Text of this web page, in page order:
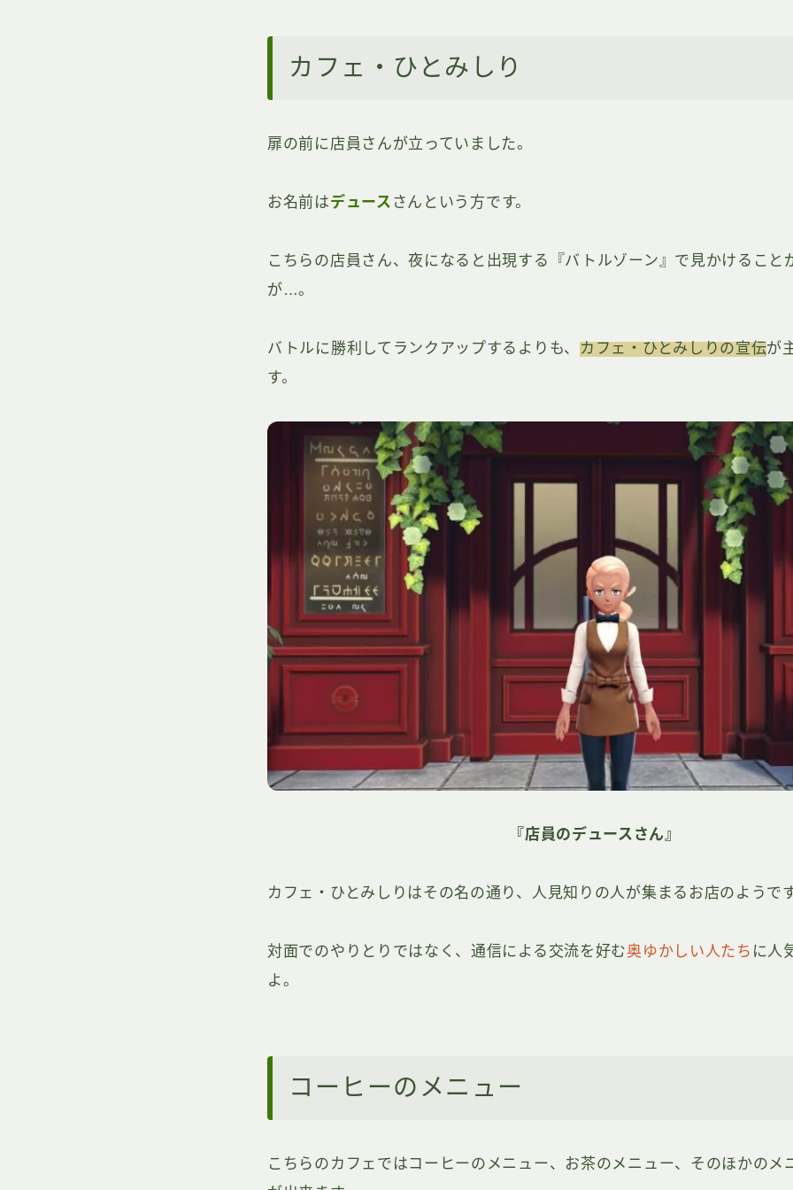
カフェ・ひとみしり
扉の前に店員さんが立っていました。
お名前はデュース さんという方です。
こちらの店員さん、夜になると出現する『バトルゾーン』で見かけること
が…。
バトルに勝利してランクアップするよりも、 カフェ・ひとみしりの宣伝が
す。
『店員のデュースさん』
カフェ・ひとみしりはその名の通り、人見知りの人が集まるお店のようで
対面でのやりとりではなく、通信による交流を好む奥ゆかしい人たち に人
よ。
コーヒーのメニュー
こちらのカフェではコーヒーのメニュー、お茶のメニュー、そのほかのメ